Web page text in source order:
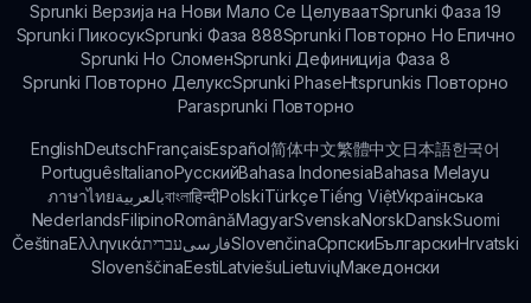
Sprunki Верзија на Нови Мало Се ЦелуваатSprunki Фаза 19
Sprunki ПикосукSprunki Фаза 888Sprunki Повторно Но Епично
Sprunki Но СломенSprunki Дефиниција Фаза 8
Sprunki Повторно ДелуксSprunki PhaseHtsprunkis Повторно
Parasprunki Повторно
EnglishDeutschFrançaisEspañol简体中文繁體中文日本語한국어
PortuguêsItalianoРусскийBahasa IndonesiaBahasa Melayu
ภาษาไทยبالعربيةবাংলাहिन्दीPolskiTürkçeTiếng ViệtУкраїнська
NederlandsFilipinoRomânăMagyarSvenskaNorskDanskSuomi
ČeštinaΕλληνικάעבריתفارسیSlovenčinaСрпскиБългарскиHrvatski
SlovenščinaEestiLatviešuLietuviųМакедонски